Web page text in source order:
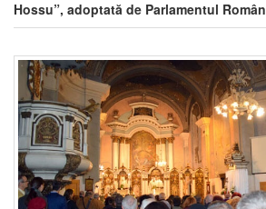
Hossu”, adoptată de Parlamentul